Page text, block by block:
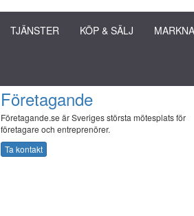
TJÄNSTER KÖP & SÄLJ
Företagande
Företagande.se är Sveriges största mötesplats för
företagare och entreprenörer.
Ta kontakt